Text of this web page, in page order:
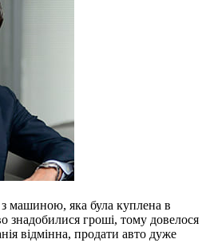
машиною, яка була куплена в
знадобилися гроші, тому довелося
відмінна, продати авто дуже